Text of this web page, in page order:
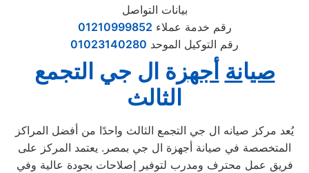
بيانات التواصل
رقم خدمة عملاء 01210999852
رقم التوكيل الموحد 01023140280
صيانة أجهز ة ال جي التجمع
الثالث
يُعد مركز صيانه ال جي التجمع الثالث واحدًا من أفضل المراكز
المتخصصة في صيانة أجهزة ال جي بمصر. يعتمد المركز على
فريق عمل محترف ومدرب لتوفير إصلاحات بجودة عالية وفي